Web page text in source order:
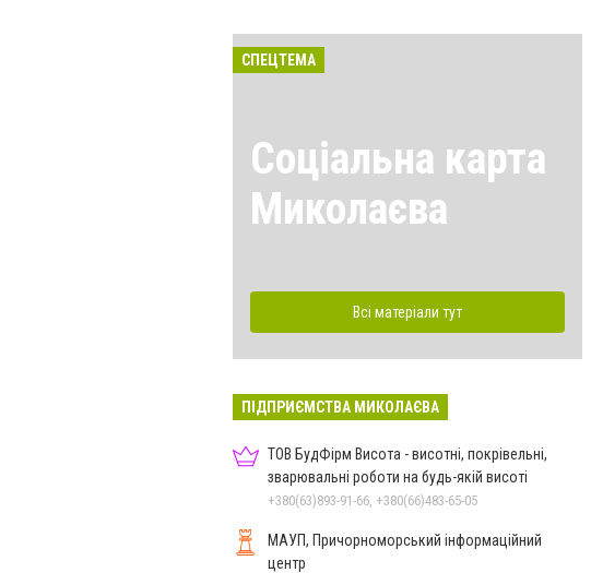
СПЕЦТЕМА
Соціальна карта
Миколаєва
Всі матеріали тут
ПІДПРИЄМСТВА МИКОЛАЄВА
ТОВ БудФірм Висота - висотні, покрівельні,
зварювальні роботи на будь-якій висоті
+380(63)893-91-66, +380(66)483-65-05
МАУП, Причорноморський інформаційний
центр